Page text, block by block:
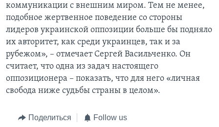
коммуникации с внешним миром. Тем не менее,
подобное жертвенное поведение со стороны
лидеров украинской оппозиции больше бы подняло
их авторитет, как среди украинцев, так и за
рубежом», – отмечает Сергей Васильченко. Он
считает, что одна из задач настоящего
оппозиционера – показать, что для него «личная
свобода ниже судьбы страны в целом».
Поделиться Follow us